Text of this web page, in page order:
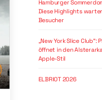
Hamburger
Diese Highlights
Besucher
„New York Slice Club“:
öffnet in den
Apple-Stil
ELBRIOT 2026